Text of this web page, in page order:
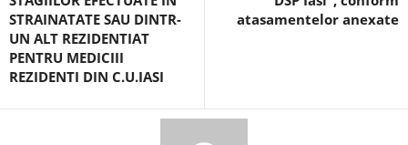
STRAINATATE SAU DINTR-
UN ALT REZIDENTIAT
PENTRU MEDICIII
REZIDENTI DIN C.U.IASI
atasamentelor anexate